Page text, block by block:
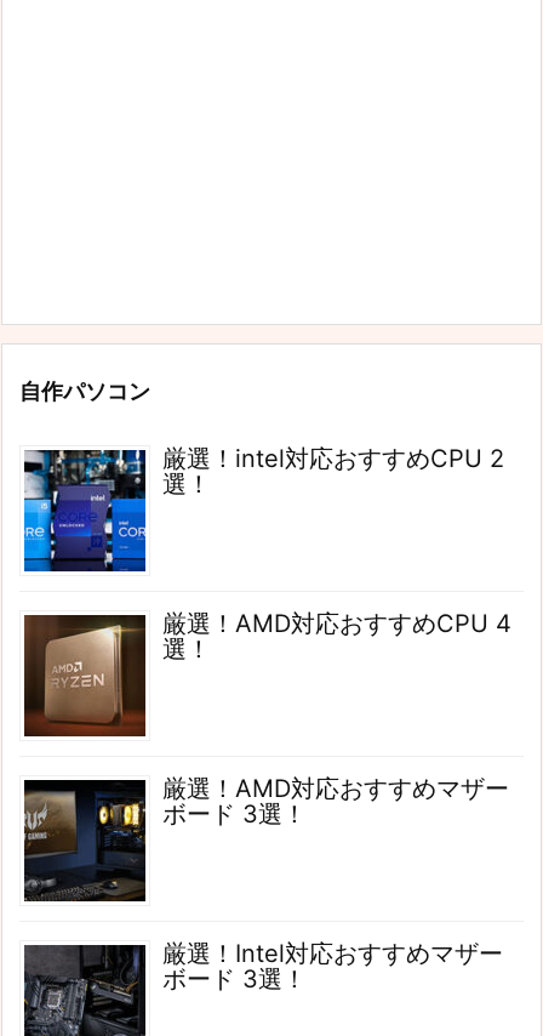
自作パソコン
厳選！intel対応おすすめCPU 2
選！
厳選！AMD対応おすすめCPU 4
選！
厳選！AMD対応おすすめマザー
ボード 3選！
厳選！Intel対応おすすめマザー
ボード 3選！